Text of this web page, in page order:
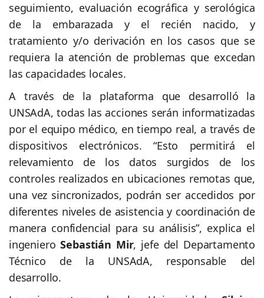
seguimiento, evaluación ecográfica y serológica
de la embarazada y el recién nacido, y
tratamiento y/o derivación en los casos que se
requiera la atención de problemas que excedan
las capacidades locales.
A través de la plataforma que desarrolló la
UNSAdA, todas las acciones serán informatizadas
por el equipo médico, en tiempo real, a través de
dispositivos electrónicos. “Esto permitirá el
relevamiento de los datos surgidos de los
controles realizados en ubicaciones remotas que,
una vez sincronizados, podrán ser accedidos por
diferentes niveles de asistencia y coordinación de
manera confidencial para su análisis”, explica el
ingenieroSebastián Mir, jefe del Departamento
Técnico de la UNSAdA, responsable del
desarrollo.